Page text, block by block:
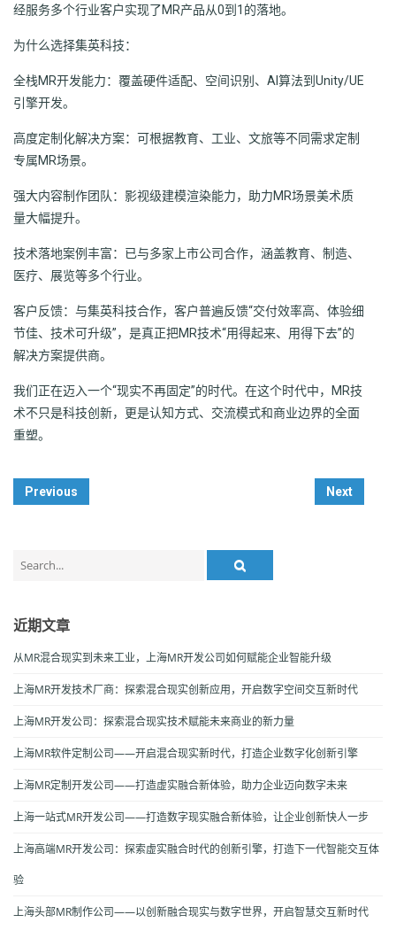
经服务多个行业客户实现了MR产品从0到1的落地。
为什么选择集英科技：
全栈MR开发能力：覆盖硬件适配、空间识别、AI算法到Unity/UE
引擎开发。
高度定制化解决方案：可根据教育、工业、文旅等不同需求定制
专属MR场景。
强大内容制作团队：影视级建模渲染能力，助力MR场景美术质
量大幅提升。
技术落地案例丰富：已与多家上市公司合作，涵盖教育、制造、
医疗、展览等多个行业。
客户反馈：与集英科技合作，客户普遍反馈“交付效率高、体验细
节佳、技术可升级”，是真正把MR技术“用得起来、用得下去”的
解决方案提供商。
我们正在迈入一个“现实不再固定”的时代。在这个时代中，MR技
术不只是科技创新，更是认知方式、交流模式和商业边界的全面
重塑。
Post
Navigation
Previous Next
Search
for:
近期文章
从MR混合现实到未来工业，上海MR开发公司如何赋能企业智能升级
上海MR开发技术厂商：探索混合现实创新应用，开启数字空间交互新时代
上海MR开发公司：探索混合现实技术赋能未来商业的新力量
上海MR软件定制公司——开启混合现实新时代，打造企业数字化创新引擎
上海MR定制开发公司——打造虚实融合新体验，助力企业迈向数字未来
上海一站式MR开发公司——打造数字现实融合新体验，让企业创新快人一步
上海高端MR开发公司：探索虚实融合时代的创新引擎，打造下一代智能交互体
验
上海头部MR制作公司——以创新融合现实与数字世界，开启智慧交互新时代